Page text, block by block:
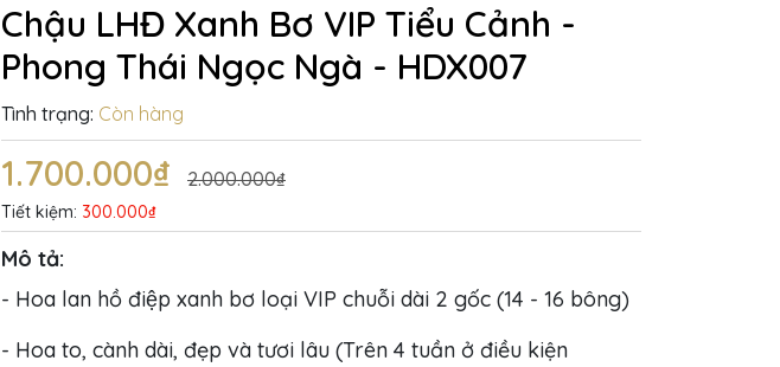
Chậu LHĐ Xanh Bơ VIP Tiểu Cảnh -
Phong Thái Ngọc Ngà - HDX007
Tình trạng: Còn hàng
1.700.000₫ 2.000.000₫
Tiết kiệm: 300.000₫
Mô tả:
- Hoa lan hồ điệp xanh bơ loại VIP chuỗi dài 2 gốc (14 - 16 bông)
- Hoa to, cành dài, đẹp và tươi lâu (Trên 4 tuần ở điều kiện